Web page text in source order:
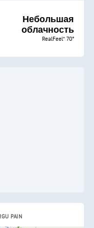
Небольшая
облачность
RealFeel® 70°
PAIN